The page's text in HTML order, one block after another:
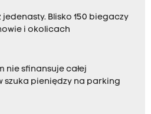
jedenasty. Blisko 150 biegaczy
i okolicach
nie sfinansuje całej
szuka pieniędzy na parking